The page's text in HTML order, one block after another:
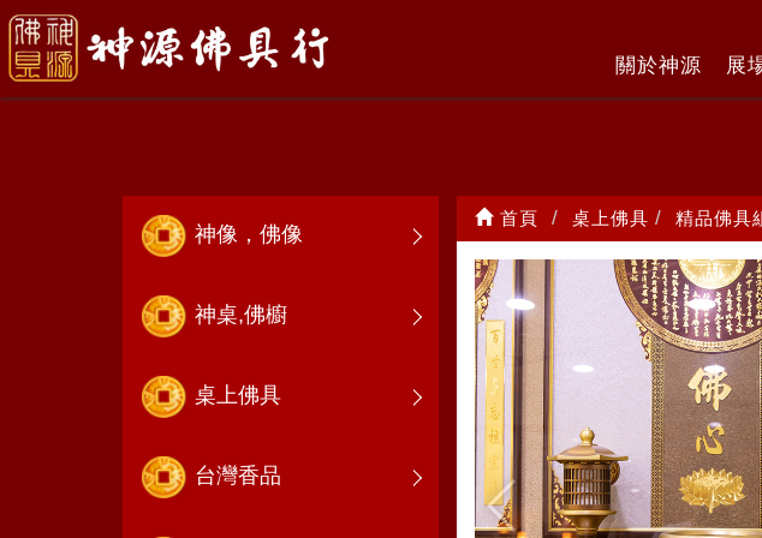
關於神源 展
精品佛具組
神像，佛像
神桌,佛櫥
桌上佛具
台灣香品
首頁 桌上佛具 精品佛具